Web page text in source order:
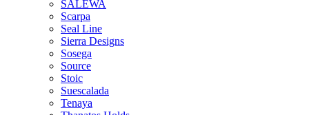
SALEWA
Scarpa
Seal Line
Sierra Designs
Sosega
Source
Stoic
Suescalada
Tenaya